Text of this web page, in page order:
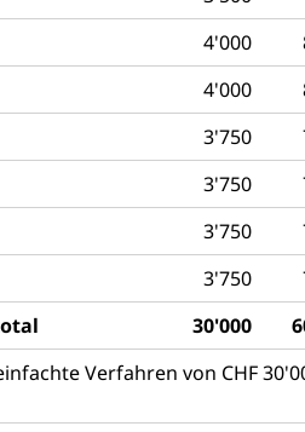
4'000
4'000
3'750
3'750
3'750
3'750
30'000
Verfahren von CHF